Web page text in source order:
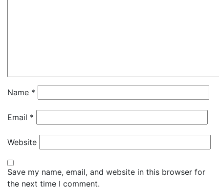
Name *
Email *
Website
Save my name, email, and website in this browser for
the next time I comment.